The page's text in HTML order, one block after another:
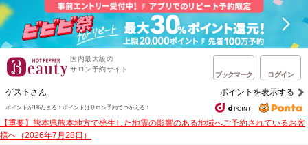
国内最大級の
サロン予約サイト
ブックマーク ログイン
ゲストさん ポイントを表示する
ポイントが1%たまる！ ポイントはサロン予約でつかえる！
【重要】熊本県熊本地方で発生した地震の影響のある地域へご予約されているお客
様へ（2026年7月28日）